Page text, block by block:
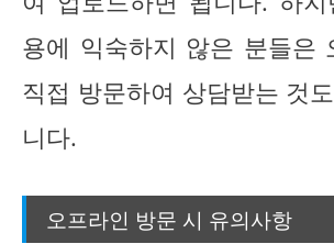
용에 익숙하지 않은 분들은
직접 방문하여 상담받는 것
니다.
오프라인 방문 시 유의사항